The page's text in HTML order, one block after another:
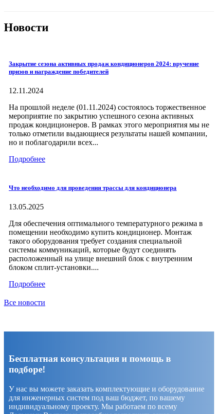
Новости
Закрытие сезона активных продаж кондиционеров 2024: вручение
призов и награждение победителей
12.11.2024
На прошлой неделе (01.11.2024) состоялось торжественное
мероприятие по закрытию успешного сезона активных
продаж кондиционеров. В рамках этого мероприятия мы не
только отметили выдающиеся результаты нашей компании,
но и поблагодарили всех...
Подробнее
Что необходимо для проведения трассы для кондиционера
13.05.2025
Для обеспечения оптимального температурного режима в
помещении необходимо купить кондиционер. Монтаж
такого оборудования требует создания специальной
системы коммуникаций, которые будут соединять
расположенный на улице внешний блок с внутренним
блоком сплит-установки....
Подробнее
Все новости
Бесплатная консультация и помощь в
подборе!
У нас вы можете заказать комплектующие и оборудование
для инженерных систем под ваш бюджет, по вашему
индивидуальному проекту. Мы работаем по всему